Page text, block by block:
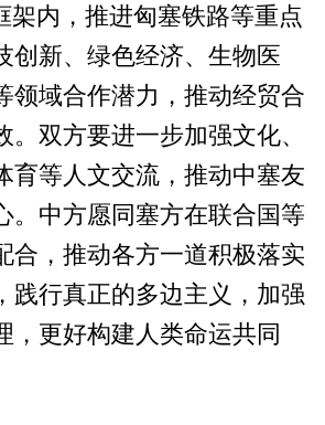
架内，推进匈塞铁路等重点
创新、绿色经济、生物医
领域合作潜力，推动经贸合
。双方要进一步加强文化、
育等人文交流，推动中塞友
。中方愿同塞方在联合国等
合，推动各方一道积极落实
践行真正的多边主义，加强
，更好构建人类命运共同